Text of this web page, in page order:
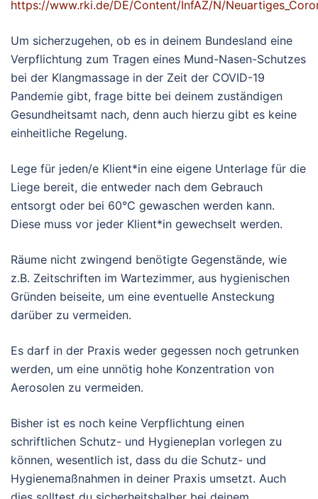
https://www.rki.de/DE/Content/InfAZ/N/
Um sicherzugehen, ob es in deinem Bundesland eine
Verpflichtung zum Tragen eines Mund-Nasen-Schutzes
bei der Klangmassage in der Zeit der COVID-19
Pandemie gibt, frage bitte bei deinem zuständigen
Gesundheitsamt nach, denn auch hierzu gibt es keine
einheitliche Regelung.
Lege für jeden/e Klient*in eine eigene Unterlage für die
Liege bereit, die entweder nach dem Gebrauch
entsorgt oder bei 60°C gewaschen werden kann.
Diese muss vor jeder Klient*in gewechselt werden.
Räume nicht zwingend benötigte Gegenstände, wie
z.B. Zeitschriften im Wartezimmer, aus hygienischen
Gründen beiseite, um eine eventuelle Ansteckung
darüber zu vermeiden.
Es darf in der Praxis weder gegessen noch getrunken
werden, um eine unnötig hohe Konzentration von
Aerosolen zu vermeiden.
Bisher ist es noch keine Verpflichtung einen
schriftlichen Schutz- und Hygieneplan vorlegen zu
können, wesentlich ist, dass du die Schutz- und
Hygienemaßnahmen in deiner Praxis umsetzt. Auch